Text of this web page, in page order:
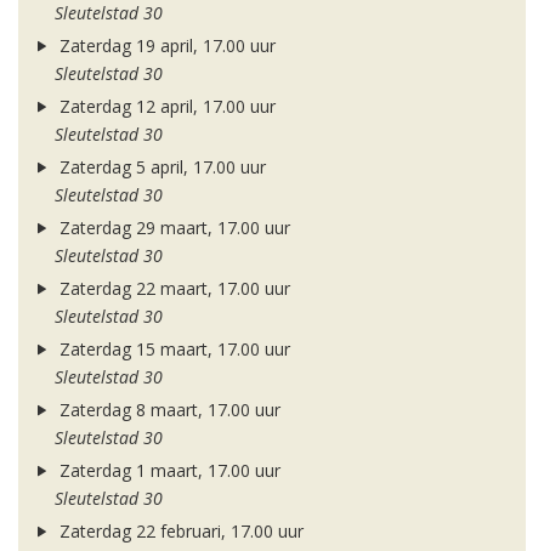
Sleutelstad 30
Zaterdag 19 april, 17.00 uur
Sleutelstad 30
Zaterdag 12 april, 17.00 uur
Sleutelstad 30
Zaterdag 5 april, 17.00 uur
Sleutelstad 30
Zaterdag 29 maart, 17.00 uur
Sleutelstad 30
Zaterdag 22 maart, 17.00 uur
Sleutelstad 30
Zaterdag 15 maart, 17.00 uur
Sleutelstad 30
Zaterdag 8 maart, 17.00 uur
Sleutelstad 30
Zaterdag 1 maart, 17.00 uur
Sleutelstad 30
Zaterdag 22 februari, 17.00 uur